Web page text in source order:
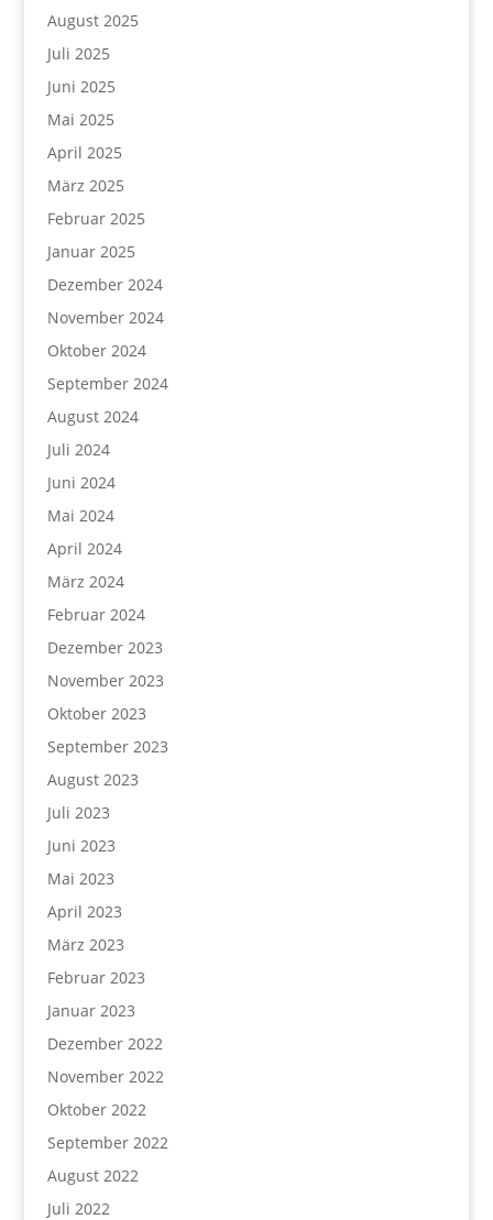
August 2025
Juli 2025
Juni 2025
Mai 2025
April 2025
März 2025
Februar 2025
Januar 2025
Dezember 2024
November 2024
Oktober 2024
September 2024
August 2024
Juli 2024
Juni 2024
Mai 2024
April 2024
März 2024
Februar 2024
Dezember 2023
November 2023
Oktober 2023
September 2023
August 2023
Juli 2023
Juni 2023
Mai 2023
April 2023
März 2023
Februar 2023
Januar 2023
Dezember 2022
November 2022
Oktober 2022
September 2022
August 2022
Juli 2022